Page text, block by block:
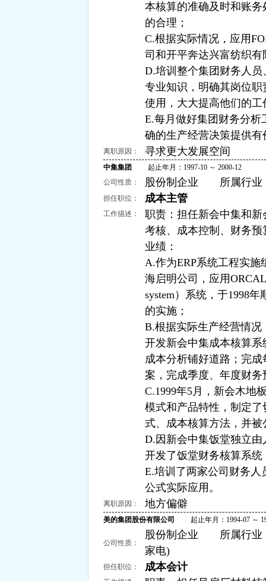
本核算的准确及时和账
的合理；
C.根据实际情况，应用
司和开平奔达兴富纺织
D.培训整个集团财务人
专业知识，明确其岗位
使用，大大提高他们的
E.每月做好集团财务分
确的生产经营决策提供
离职原因： 寻求更大发展空间
中集集团
起止年月：1997-10 ～ 2000-12
公司性质：
股份制企业 所属行业
担任职位： 成本主管
工作描述：
职责：担任新会中集和
考核、成本控制、财务
业绩：
A.作为ERP系统工程实
海启明公司，应用
system）系统，于1998
的实施；
B.根据实际生产经营情况
开发新会中集成本核算
成本分析铺好道路；完
案，完成季度、年度财务
C.1999年5月，新会木地
模式和产品特性，制定
式、成本核算方法，并
D.因新会中集饭堂独立由
开发了饭堂财务核算系
E.培训了两家公司财务人
公式实际应用。
离职原因： 地方偏僻
美的集团股份有限公司 起止年月：1994-07 ～
公司性质：
股份制企业 所属行业
家电)
担任职位： 成本会计